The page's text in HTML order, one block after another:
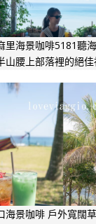
里海景咖啡5181聽
山腰上部落裡的絕
海景咖啡 戶外寬闊